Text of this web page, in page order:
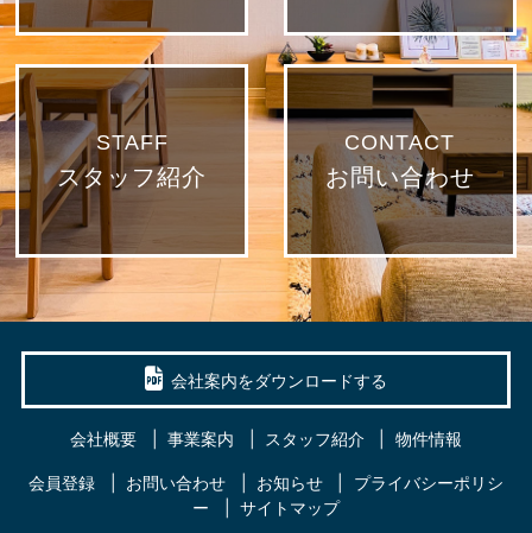
STAFF
スタッフ紹介
CONTACT
お問い合わせ
会社案内をダウンロードする
会社概要 事業案内 スタッフ紹介 物件情報
会員登録 お問い合わせ お知らせ
プライバシーポリシ
ー
サイトマップ